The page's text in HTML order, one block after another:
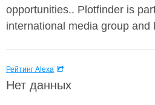
opportunities.. Plotfinder is
international media group and
Рейтинг Alexa
Нет данных